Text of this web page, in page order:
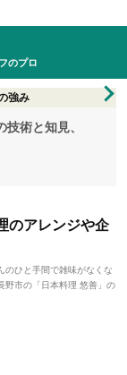
のプロ
強み
術と知見、
のアレンジや企
ひと手間で雑味がなくな
野市の「日本料理 悠善」の